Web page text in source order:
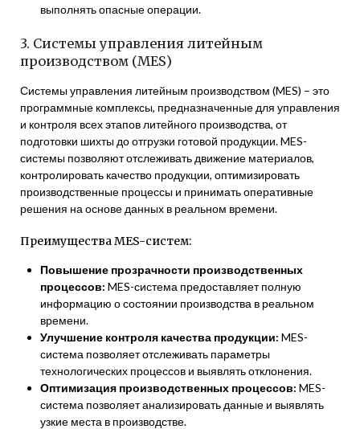
выполнять опасные операции.
3. Системы управления литейным
производством (MES)
Системы управления литейным производством (MES) – это
программные комплексы, предназначенные для управления
и контроля всех этапов литейного производства, от
подготовки шихты до отгрузки готовой продукции. MES-
системы позволяют отслеживать движение материалов,
контролировать качество продукции, оптимизировать
производственные процессы и принимать оперативные
решения на основе данных в реальном времени.
Преимущества MES-систем:
Повышение прозрачности производственных
процессов: MES-система предоставляет полную
информацию о состоянии производства в реальном
времени.
Улучшение контроля качества продукции: MES-
система позволяет отслеживать параметры
технологических процессов и выявлять отклонения.
Оптимизация производственных процессов: MES-
система позволяет анализировать данные и выявлять
узкие места в производстве.